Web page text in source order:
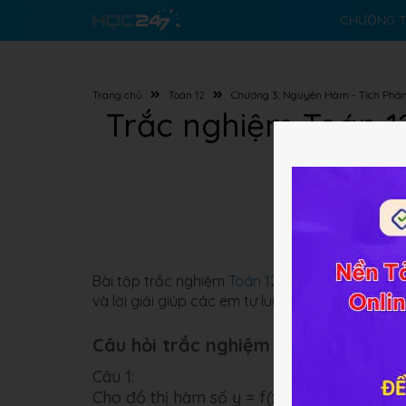
CHƯƠNG
Trang chủ Toán 12 Chương 3: Nguyên Hàm - Tích
Trắc nghiệm Toán
Bài tập trắc nghiệm Toán 12 Chương 3 Bài 3 về
và lời giải giúp các em tự luyện tập và củng cố
Câu hỏi trắc nghiệm (10 câu):
Câu 1:
Cho đồ thị hàm số y = f(x). Xác định